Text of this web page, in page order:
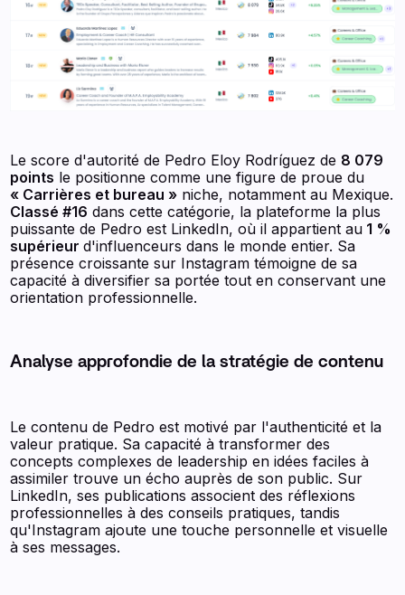
Le score d'autorité de Pedro Eloy Rodríguez de 8 079
points le positionne comme une figure de proue du
« Carrières et bureau » niche, notamment au Mexique.
Classé #16 dans cette catégorie, la plateforme la plus
puissante de Pedro est LinkedIn, où il appartient au 1 %
supérieurd'influenceurs dans le monde entier. Sa
présence croissante sur Instagram témoigne de sa
capacité à diversifier sa portée tout en conservant une
orientation professionnelle.
Analyse approfondie de la stratégie de contenu
Le contenu de Pedro est motivé par l'authenticité et la
valeur pratique. Sa capacité à transformer des
concepts complexes de leadership en idées faciles à
assimiler trouve un écho auprès de son public. Sur
LinkedIn, ses publications associent des réflexions
professionnelles à des conseils pratiques, tandis
qu'Instagram ajoute une touche personnelle et visuelle
à ses messages.